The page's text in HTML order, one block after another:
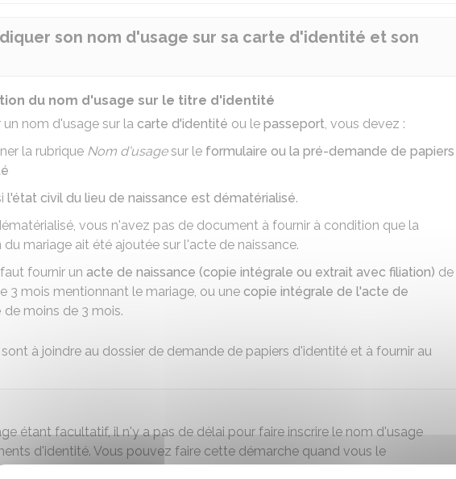
son nom d'usage sur sa carte d'identité et son
du nom d'usage sur le titre d'identité
un nom d'usage sur la carte d'identité ou le passeport, vous devez :
la rubrique Nom d'usagesur le formulaire ou la pré-demande de papiers
l'état civil du lieu de naissance est dématérialisé.
vous n'avez pas de document à fournir à condition que la
du mariage ait été ajoutée sur l'acte de naissance.
fournir un acte de naissance (copie intégrale ou extrait avec filiation) de
3 mois mentionnant le mariage, ou une copie intégrale de l'acte de
de moins de 3 mois.
à joindre au dossier de demande de papiers d'identité et à fournir au
étant facultatif, il n'y a pas de délai pour faire inscrire le nom d'usage
d'identité. Vous pouvez faire cette démarche quand vous le